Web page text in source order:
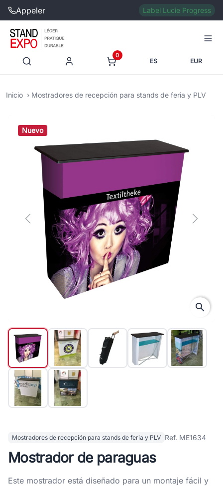
Appeler Label Lucie Progress
0
ES EUR
Inicio Mostradores de recepción para stands de feria y PLV
Nuevo
Previous Next
search
Mostradores de recepción para stands de feria y PLV Ref. ME1634
Mostrador de paraguas
Este mostrador está diseñado para un montaje fácil y